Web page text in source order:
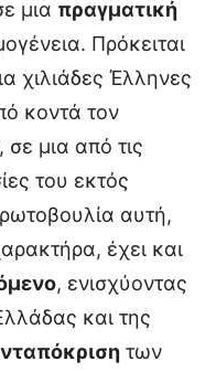
μια πραγματική
Πρόκειται
χιλιάδες Έλληνες
κοντά τον
, σε μια από τις
του εκτός
αυτή,
έχει και
, ενισχύοντας
και της
των